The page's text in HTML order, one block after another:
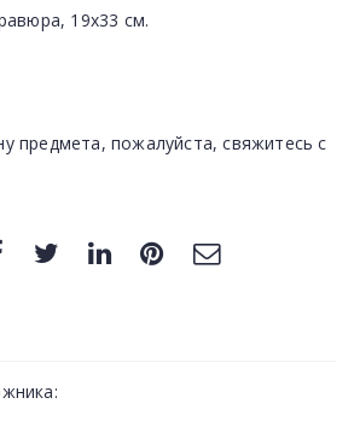
19х33 см.
предмета, пожалуйста, свяжитесь с